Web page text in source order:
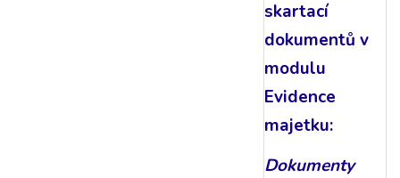
skartací
dokumentů v
modulu
Evidence
majetku:
Dokumenty